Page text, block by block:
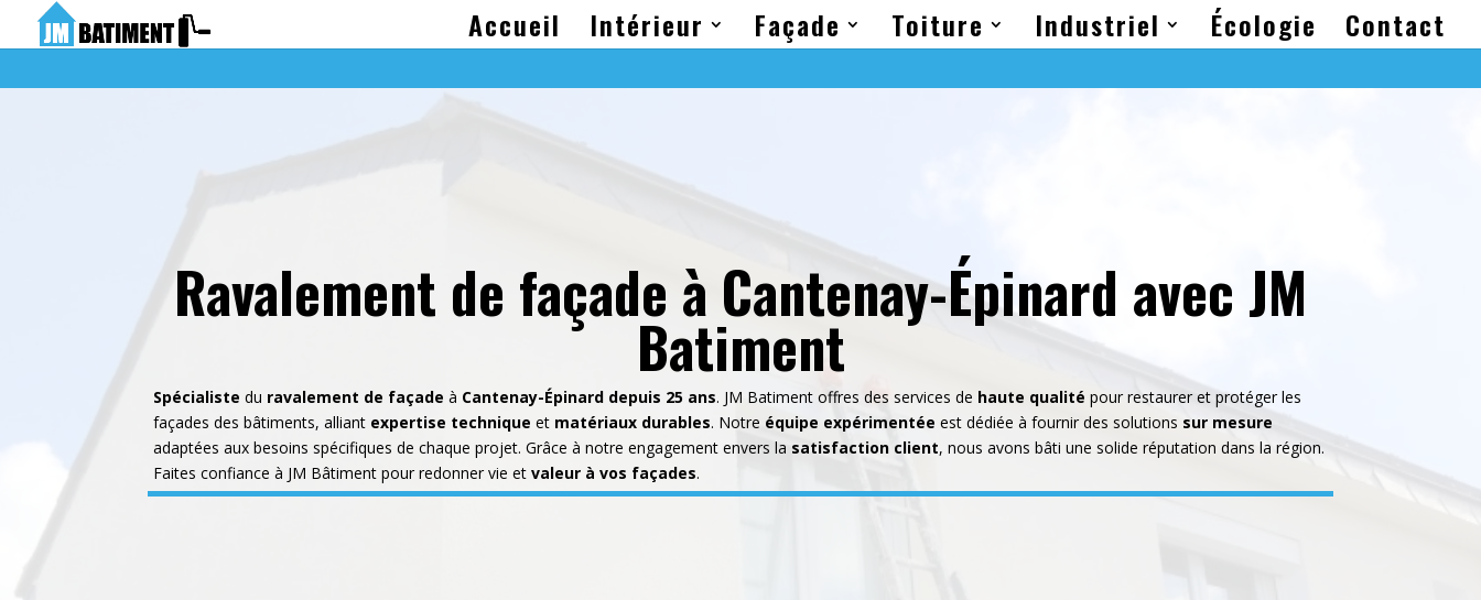
Accueil Intérieur Façade Toiture Industriel Écologie Contact
Ravalement de façade à Cantenay-Épinard avec JM
Batiment
Spécialiste du ravalement de façade à Cantenay-Épinard depuis 25 ans. JM Batiment offres des services de haute qualité pour restaurer et protéger les
façades des bâtiments, alliant expertise technique et matériaux durables. Notre équipe expérimentée est dédiée à fournir des solutions sur mesure
adaptées aux besoins spécifiques de chaque projet. Grâce à notre engagement envers la satisfaction client, nous avons bâti une solide réputation dans la région.
Faites confiance à JM Bâtiment pour redonner vie etvaleur à vos façades.